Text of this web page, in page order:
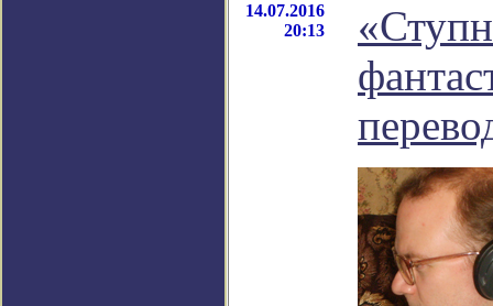
14.07.2016
20:13